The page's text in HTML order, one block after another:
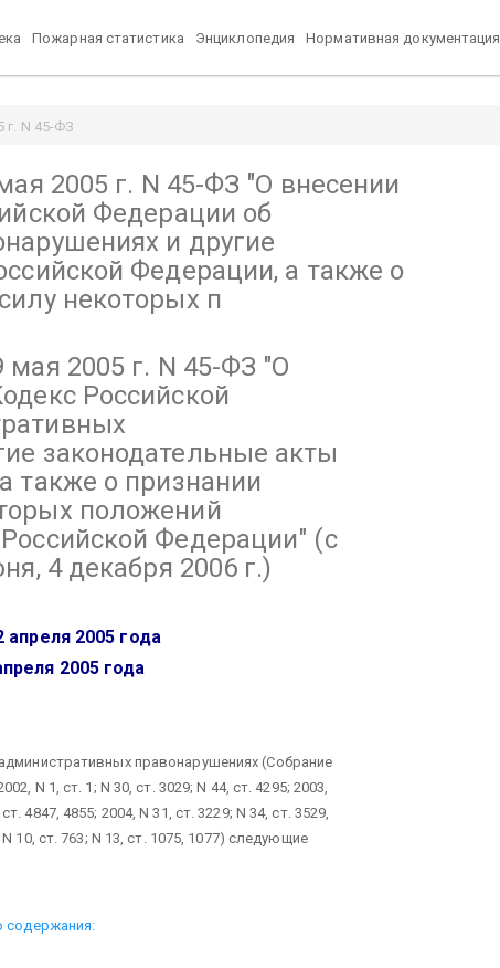
Пожарная статистика Энциклопедия Нормативная документация
г. N 45-ФЗ
2005 г. N 45-ФЗ "О внесении
Федерации об
и другие
Федерации, а также о
некоторых п
2005 г. N 45-ФЗ "О
Российской
законодательные акты
также о признании
положений
Федерации" (с
4 декабря 2006 г.)
2005 года
2005 года
правонарушениях (Собрание
N 1, ст. 1; N 30, ст. 3029; N 44, ст. 4295; 2003,
4847, 4855; 2004, N 31, ст. 3229; N 34, ст. 3529,
10, ст. 763; N 13, ст. 1075, 1077) следующие
содержания: